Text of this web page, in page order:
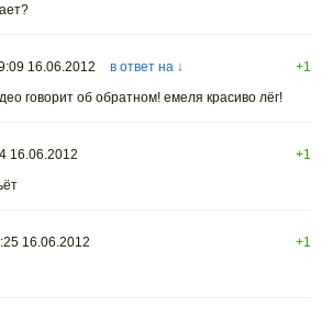
16.06.2012 в ответ на ↓
+1
говорит об обратном! емеля красиво лёг!
16.06.2012
+1
16.06.2012
+1